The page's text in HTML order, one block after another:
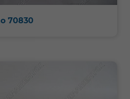
70830